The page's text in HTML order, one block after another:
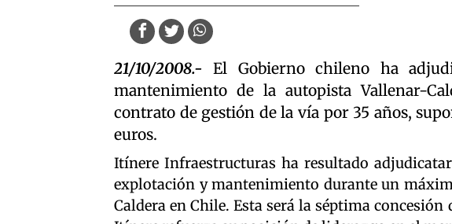
21/10/2008.- El Gobierno chileno ha
mantenimiento de la autopista Vallenar-
contrato de gestión de la vía por 35 años,
euros.
Itínere Infraestructuras ha resultado
explotación y mantenimiento durante un
Caldera en Chile. Esta será la séptima